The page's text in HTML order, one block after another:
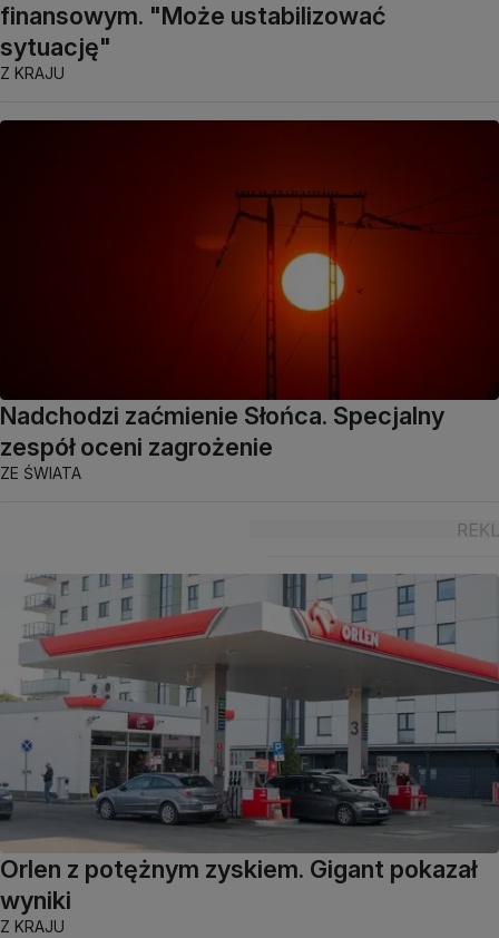
finansowym. "Może ustabilizować
sytuację"
Z KRAJU
Nadchodzi zaćmienie Słońca. Specjalny
zespół oceni zagrożenie
ZE ŚWIATA
Orlen z potężnym zyskiem. Gigant pokazał
wyniki
Z KRAJU